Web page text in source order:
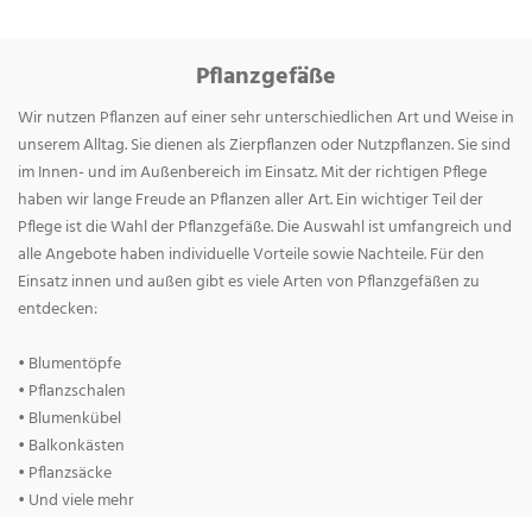
Pflanzgefäße
Wir nutzen Pflanzen auf einer sehr unterschiedlichen Art und Weise in
unserem Alltag. Sie dienen als Zierpflanzen oder Nutzpflanzen. Sie sind
im Innen- und im Außenbereich im Einsatz. Mit der richtigen Pflege
haben wir lange Freude an Pflanzen aller Art. Ein wichtiger Teil der
Pflege ist die Wahl der Pflanzgefäße. Die Auswahl ist umfangreich und
alle Angebote haben individuelle Vorteile sowie Nachteile. Für den
Einsatz innen und außen gibt es viele Arten von Pflanzgefäßen zu
entdecken:
• Blumentöpfe
• Pflanzschalen
• Blumenkübel
• Balkonkästen
• Pflanzsäcke
• Und viele mehr